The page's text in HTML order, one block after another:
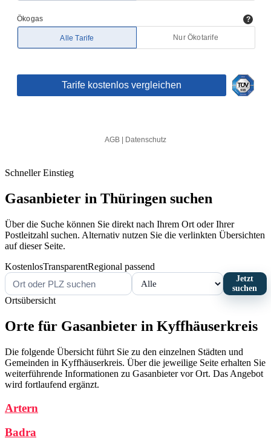
Schneller Einstieg
Gasanbieter in Thüringen suchen
Über die Suche können Sie direkt nach Ihrem Ort oder Ihrer
Postleitzahl suchen. Alternativ nutzen Sie die verlinkten Übersichten
auf dieser Seite.
KostenlosTransparentRegional passend
Jetzt
suchen
Ortsübersicht
Orte für Gasanbieter in Kyffhäuserkreis
Die folgende Übersicht führt Sie zu den einzelnen Städten und
Gemeinden in Kyffhäuserkreis. Über die jeweilige Seite erhalten Sie
weiterführende Informationen zu Gasanbieter vor Ort. Das Angebot
wird fortlaufend ergänzt.
Artern
Badra